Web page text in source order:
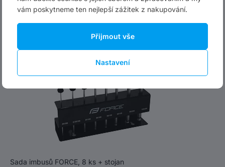
-15 %
Sada imbusů FORCE, 8 ks + stojan
vám poskytneme ten nejlepší zážitek z nakupování.
Nastavení
Přijmout vše